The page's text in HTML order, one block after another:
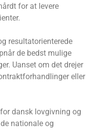
for at levere
resultatorienterede
de bedst mulige
Uanset om det drejer
eller
dansk lovgivning og
nationale og